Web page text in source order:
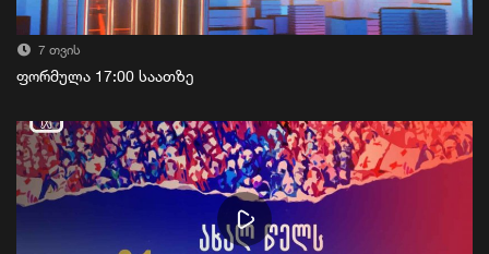
7 თვის
ფორმულა 17:00 საათზე